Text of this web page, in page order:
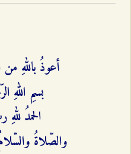
أعوذُ باللهِ
بسمِ اللهِ
الحمدُ للهِ
والصّلاةُ